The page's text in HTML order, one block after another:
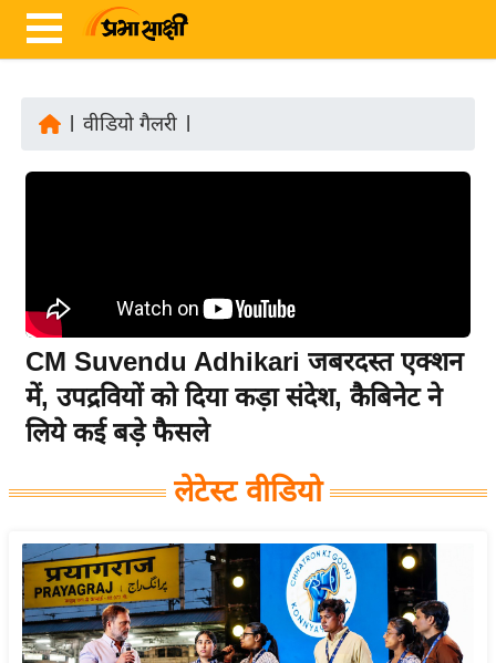
रा
ष्ट्री
य
अं
त
ष्ट्री
बि
ज़
ने
स
वीडियो गैलरी
CM Suvendu Adhikari जबरदस्त एक्शन
में, उपद्रवियों को दिया कड़ा संदेश, कैबिनेट ने
लिये कई बड़े फैसले
लेटेस्ट वीडियो